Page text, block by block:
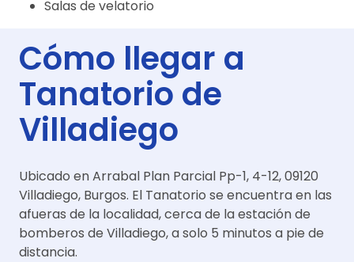
Salas de velatorio
Cómo llegar a
Tanatorio de
Villadiego
Ubicado en Arrabal Plan Parcial Pp-1, 4-12, 09120
Villadiego, Burgos. El Tanatorio se encuentra en las
afueras de la localidad, cerca de la estación de
bomberos de Villadiego, a solo 5 minutos a pie de
distancia.